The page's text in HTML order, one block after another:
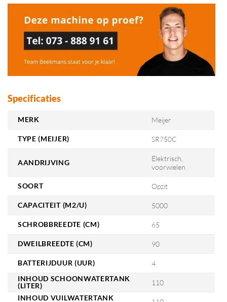
Specificaties
MERK Meijer
TYPE (MEIJER) SR750C
AANDRIJVING
Elektrisch,
voorwielen
SOORT Opzit
CAPACITEIT (M2/U) 5000
SCHROBBREEDTE (CM) 65
DWEILBREEDTE (CM) 90
BATTERIJDUUR (UUR)
4
INHOUD SCHOONWATERTANK
(LITER)
110
INHOUD VUILWATERTANK